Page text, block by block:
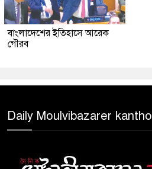
বাংলাদেশের ইতিহাসে আরেক
গৌরব
Daily Moulvibazarer kantho